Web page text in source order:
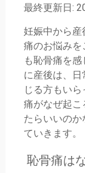
最終更新日:
妊娠中から産
痛のお悩み
も恥骨痛を
に産後は、
じる方もい
痛がなぜ起こ
たらいいの
ていきます。
恥骨痛は